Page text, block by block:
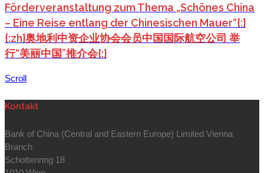
Förderveranstaltung zum Thema „Schönes China
– Eine Reise entlang der Chinesischen Mauer“{:}
{:zh}奥地利中资企业协会会员中国国际航空公司 举
行“美丽中国”推介会{:}
Scroll
Kontakt
Bank of China (Central and Eastern Europe) Limited Vienna
Branch
Schottenring 18